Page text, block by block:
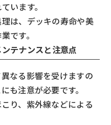
います。
は、デッキの寿命や美
です。
テナンスと注意点
なる影響を受けますの
も注意が必要です。
り、紫外線などによる